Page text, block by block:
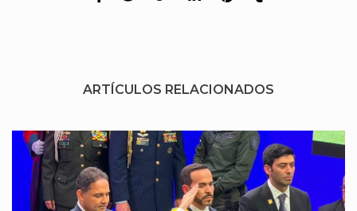
ARTÍCULOS RELACIONADOS